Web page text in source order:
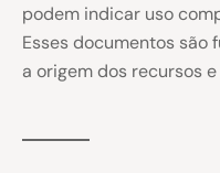
podem indicar uso
Esses documentos
a origem dos recursos